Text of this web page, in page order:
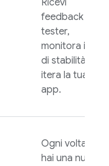
Ricevi
feedback dai
tester,
monitora i dati
di stabilità e
itera la tua
app.
Ogni volta che
hai una nuova